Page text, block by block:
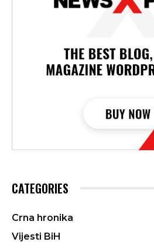
CATEGORIES
Crna hronika
Vijesti BiH